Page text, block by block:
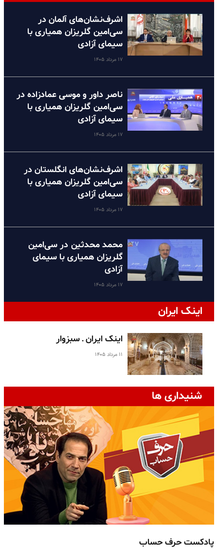
اشرف‌نشان‌های آلمان در
سی‌امین گلریزان همیاری با
سیمای آزادی
۱۷ مرداد ۱۴۰۵
ناصر داور و موسی عمادزاده در
سی‌امین گلریزان همیاری با
سیمای آزادی
۱۷ مرداد ۱۴۰۵
اشرف‌نشان‌های انگلستان در
سی‌امین گلریزان همیاری با
سیمای آزادی
۱۷ مرداد ۱۴۰۵
محمد محدثین در سی‌امین
گلریزان همیاری با سیمای
آزادی
۱۷ مرداد ۱۴۰۵
اینک ایران
اینک ایران ـ سبزوار
۱۱ مرداد ۱۴۰۵
شنیداری ها
پادکست حرف حساب